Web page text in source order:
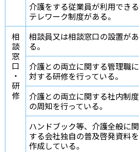
介護をする従業員が利用できる
テレワーク制度がある。
相
談
窓
口
・
研
修
相談員又は相談窓口の設置があ
る。
介護との両立に関する管理職に
対する研修を行っている。
介護との両立に関する社内制度
の周知を行っている。
ハンドブック等、介護全般に関
する会社独自の普及啓発資料を
作成している。